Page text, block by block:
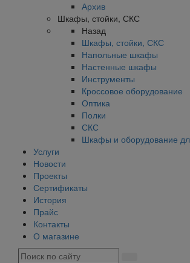
Архив
Шкафы, стойки, СКС
Назад
Шкафы, стойки, СКС
Напольные шкафы
Настенные шкафы
Инструменты
Кроссовое оборудование
Оптика
Полки
СКС
Шкафы и оборудование
Услуги
Новости
Проекты
Сертификаты
История
Прайс
Контакты
О магазине